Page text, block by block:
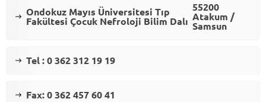
Ondokuz Mayıs Üniversitesi Tıp
Fakültesi Çocuk Nefroloji Bilim Dalı
55200
Atakum /
Samsun
Tel : 0 362 312 19 19
Fax: 0 362 457 60 41